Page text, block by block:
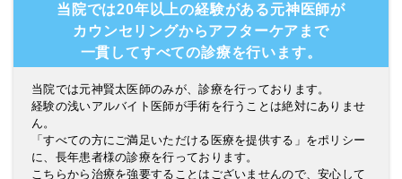
当院では20年以上の経験がある元神医師が
カウンセリングからアフターケアまで
一貫してすべての診療を行います。
当院では元神賢太医師のみが、診療を行っております。
経験の浅いアルバイト医師が手術を行うことは絶対にありませ
ん。
「すべての方にご満足いただける医療を提供する」をポリシー
に、長年患者様の診療を行っております。
こちらから治療を強要することはございませんので、安心して